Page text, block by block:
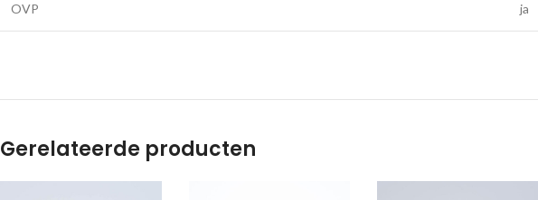
OVP ja
Gerelateerde producten